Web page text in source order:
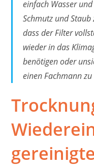
einfach Wasser
Schmutz und
dass der Filter
wieder in das
benötigen oder
einen Fachmann zu